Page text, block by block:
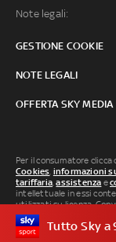
Note legali:
GESTIONE COOKIE
NOTE LEGALI
OFFERTA SKY MEDIA
Per il consumatore
Cookies, informazioni
tariffaria,assistenza e
intellettuale in essi
utilizzati su licenza.
20138 Milano P.IVA
3035-1545.Tutto Sky a